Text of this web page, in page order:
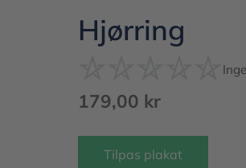
Hjørring
Normalpris
179,00 kr
Tilpas plakat